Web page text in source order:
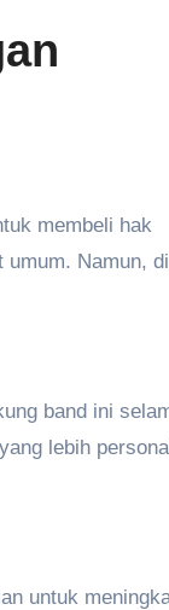
membeli hak
umum. Namun,
band ini
lebih
untuk